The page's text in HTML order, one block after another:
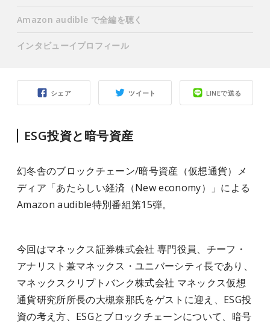
シェア ツイート LINEで送る
ESG投資と暗号資産
幻冬舎のブロックチェーン/暗号資産（仮想通貨）メ
ディア「あたらしい経済（New economy）」による
Amazon audible特別番組第15弾。
今回はマネックス証券株式会社 専門役員、チーフ・
アナリスト兼マネックス・ユニバーシティ長であり、
マネックスクリプトバンク株式会社 マネックス仮想
通貨研究所所長の大槻奈那氏をゲストに迎え、ESG投
資の考え方、ESGとブロックチェーンについて、暗号
Amazon audible で全編を聴く
インタビューイプロフィール